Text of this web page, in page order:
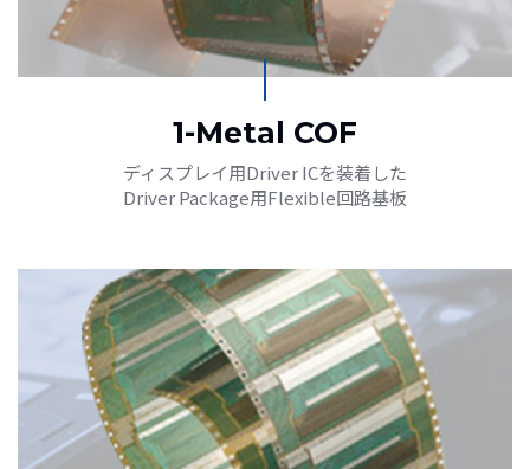
1-Metal COF
ディスプレイ用Driver ICを装着した
Driver Package用Flexible回路基板